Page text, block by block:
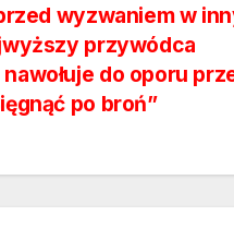
wyzwaniem w
przywódca
nawołuje do oporu
po broń”